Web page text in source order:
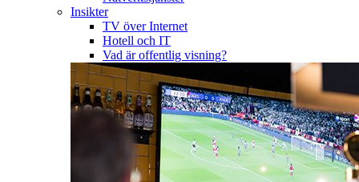
Insikter
TV över Internet
Hotell och IT
Vad är offentlig visning?